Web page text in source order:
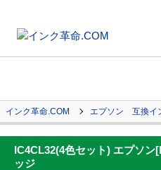
インク革命.COM エプソン 互換イ
IC4CL32(4色セット) エプソン
ッジ